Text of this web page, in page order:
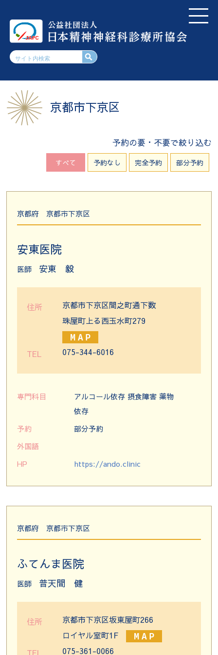
京都市下京区
予約の要・不要で絞り込む
すべて 予約なし 完全予約 部分予約
京都府 京都市下京区
安東医院
医師 安東 毅
住所
京都市下京区間之町通下数
珠屋町上る西玉水町279
TEL 075-344-6016
専門科目
アルコール依存 摂食障害 薬物
依存
予約
部分予約
外国語
HP
https://ando.clinic
京都府 京都市下京区
ふてんま医院
医師 普天間 健
住所
京都市下京区坂東屋町266
ロイヤル室町1F
TEL
075-361-0066